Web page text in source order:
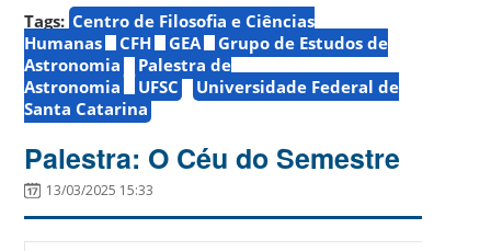
Tags: Centro de Filosofia e Ciências
Humanas
CFH GEA
Grupo de Estudos de
Astronomia
Palestra de
Astronomia
UFSC
Universidade Federal de
Santa Catarina
Palestra: O Céu do Semestre
13/03/2025 15:33